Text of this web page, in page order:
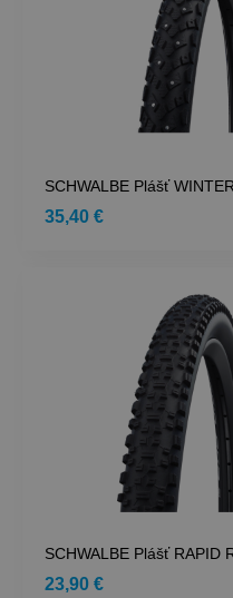
SCHWALBE Plášť WINTER
35,40 €
SCHWALBE Plášť RAPID
23,90 €